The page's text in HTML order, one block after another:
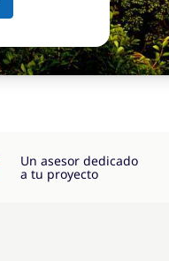
Un asesor dedicado
a tu proyecto